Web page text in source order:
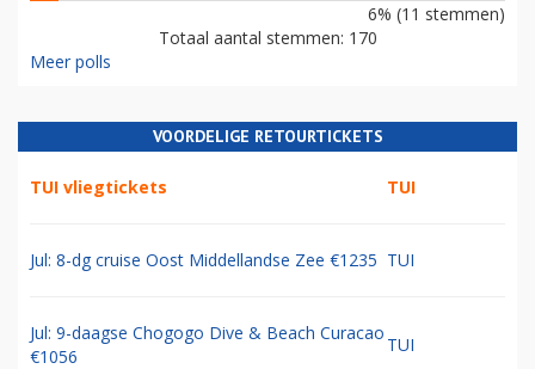
6% (11 stemmen)
Totaal aantal stemmen: 170
Meer polls
VOORDELIGE RETOURTICKETS
TUI vliegtickets TUI
Jul: 8-dg cruise Oost Middellandse Zee €1235 TUI
Jul: 9-daagse Chogogo Dive & Beach Curacao
€1056
TUI